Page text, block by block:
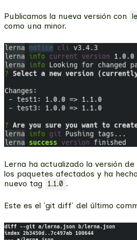
Publicamos la nueva versión con
como una minor.
Lerna ha actualizado la versión de
los paquetes afectados y ha
nuevo tag
1.1.0 .
Este es el ´git diff´ del último